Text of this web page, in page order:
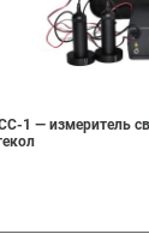
1 — измеритель